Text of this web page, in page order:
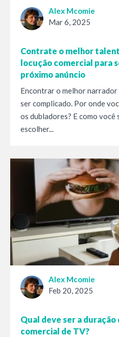
Alex Mcomie
Mar 6, 2025
Contrate o melhor
locução comercial para
próximo anúncio
Encontrar o melhor
ser complicado. Por onde
os dubladores? E como você
escolher...
Alex Mcomie
Feb 20, 2025
Qual deve ser a duração
comercial de TV?